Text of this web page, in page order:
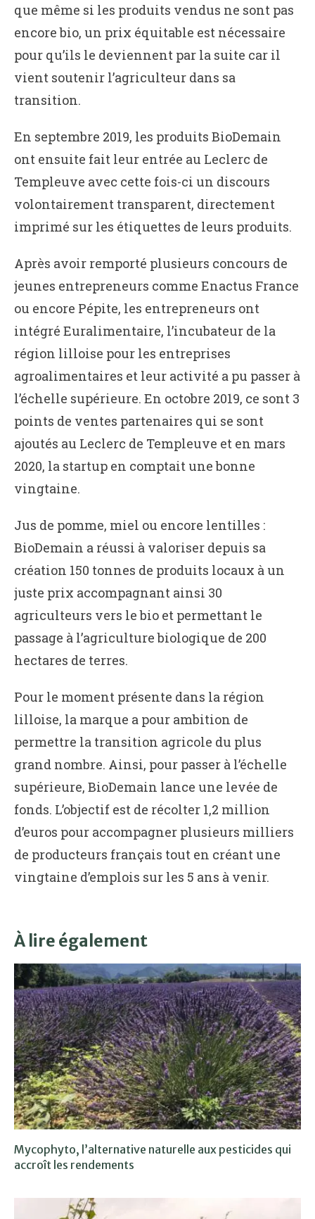
que même si les produits vendus ne sont pas
encore bio, un prix équitable est nécessaire
pour qu’ils le deviennent par la suite car il
vient soutenir l’agriculteur dans sa
transition.
En septembre 2019, les produits BioDemain
ont ensuite fait leur entrée au Leclerc de
Templeuve avec cette fois-ci un discours
volontairement transparent, directement
imprimé sur les étiquettes de leurs produits.
Après avoir remporté plusieurs concours de
jeunes entrepreneurs comme Enactus France
ou encore Pépite, les entrepreneurs ont
intégré Euralimentaire, l’incubateur de la
région lilloise pour les entreprises
agroalimentaires et leur activité a pu passer à
l’échelle supérieure. En octobre 2019, ce sont 3
points de ventes partenaires qui se sont
ajoutés au Leclerc de Templeuve et en mars
2020, la startup en comptait une bonne
vingtaine.
Jus de pomme, miel ou encore lentilles :
BioDemain a réussi à valoriser depuis sa
création 150 tonnes de produits locaux à un
juste prix accompagnant ainsi 30
agriculteurs vers le bio et permettant le
passage à l’agriculture biologique de 200
hectares de terres.
Pour le moment présente dans la région
lilloise, la marque a pour ambition de
permettre la transition agricole du plus
grand nombre. Ainsi, pour passer à l’échelle
supérieure, BioDemain lance une levée de
fonds. L’objectif est de récolter 1,2 million
d’euros pour accompagner plusieurs milliers
de producteurs français tout en créant une
vingtaine d’emplois sur les 5 ans à venir.
À lire également
Mycophyto, l’alternative naturelle aux pesticides qui
accroît les rendements